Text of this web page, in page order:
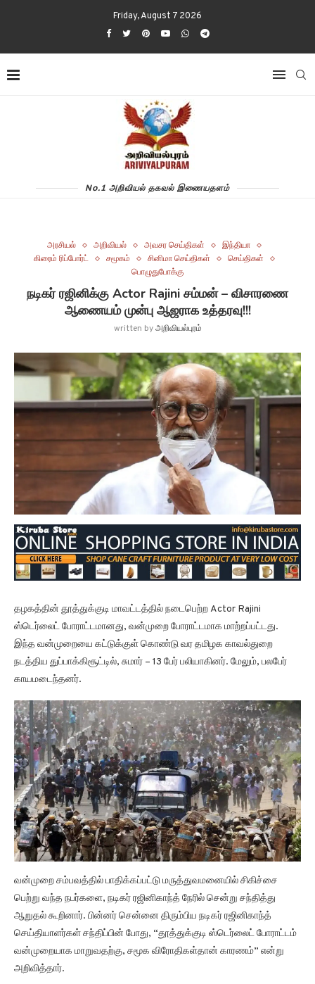
Friday, August 7 2026
No.1 அறிவியல் தகவல் இணையதளம்
அரசியல் அறிவியல் அவசர செய்திகள்
இந்தியா
கிரைம் ரிப்போர்ட்
சமூகம் சினிமா செய்திகள்
செய்திகள்
பொழுதுபோக்கு
நடிகர் ரஜினிக்கு Actor Rajini சம்மன் – விசாரணை
ஆணையம் முன்பு ஆஜராக உத்தரவு!!!
written byஅறிவியல்புரம்
தழகத்தின் தூத்துக்குடி மாவட்டத்தில் நடைபெற்ற Actor Rajini
ஸ்டெர்லைட் போராட்டமானது, வன்முறை போராட்டமாக மாற்றப்பட்டது.
இந்த வன்முறையை கட்டுக்குள் கொண்டு வர தமிழக காவல்துறை
நடத்திய துப்பாக்கிசூட்டில், சுமார் – 13 பேர் பலியாகினர். மேலும், பலபேர்
காயமடைந்தனர்.
வன்முறை சம்பவத்தில் பாதிக்கப்பட்டு மருத்துவமனையில் சிகிச்சை
பெற்று வந்த நபர்களை, நடிகர் ரஜினிகாந்த் நேரில் சென்று சந்தித்து
ஆறுதல் கூறினார். பின்னர் சென்னை திரும்பிய நடிகர் ரஜினிகாந்த்
செய்தியாளர்கள் சந்திப்பின் போது, “தூத்துக்குடி ஸ்டெர்லைட் போராட்டம்
வன்முறையாக மாறுவதற்கு, சமூக விரோதிகள்தான் காரணம்” என்று
அறிவித்தார்.